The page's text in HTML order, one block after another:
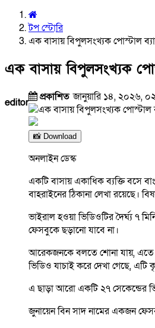
টপ স্টোরি
এক বাসায় বিপুলসংখ্যক পোস্টাল
এক বাসায় বিপুলসংখ্যক
editor প্রকাশিতজানুয়ারি ১৪, ২০২৬,
📸 Download
অনলাইন ডেস্ক
একটি বাসায় একাধিক ব্যক্তি বসে
বাহরাইনের ঠিকানা লেখা রয়েছে।
ভাইরাল হওয়া ভিডিওটির দৈর্ঘ্য ৭
ফেসবুকে ছড়ানো যাবে না।
আরেকজনকে বলতে শোনা যায়, এতে
ভিডিও যাচাই করে দেখা গেছে, এটি
এ ছাড়া আরো একটি ২৭ সেকেন্ডের
জুনায়েন বিন সাদ নামের একজন